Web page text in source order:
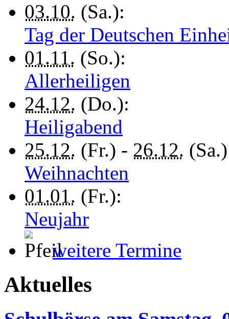
03.10. (Sa.):
Tag der Deutschen
01.11. (So.):
Allerheiligen
24.12. (Do.):
Heiligabend
25.12. (Fr.) - 26.12.
Weihnachten
01.01. (Fr.):
Neujahr
weitere Termine
Aktuelles